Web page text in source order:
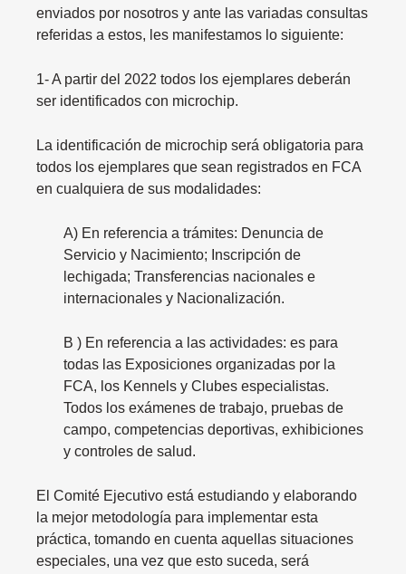
enviados por nosotros y ante las variadas consultas
referidas a estos, les manifestamos lo siguiente:
1- A partir del 2022 todos los ejemplares deberán
ser identificados con microchip.
La identificación de microchip será obligatoria para
todos los ejemplares que sean registrados en FCA
en cualquiera de sus modalidades:
A) En referencia a trámites: Denuncia de
Servicio y Nacimiento; Inscripción de
lechigada; Transferencias nacionales e
internacionales y Nacionalización.
B ) En referencia a las actividades: es para
todas las Exposiciones organizadas por la
FCA, los Kennels y Clubes especialistas.
Todos los exámenes de trabajo, pruebas de
campo, competencias deportivas, exhibiciones
y controles de salud.
El Comité Ejecutivo está estudiando y elaborando
la mejor metodología para implementar esta
práctica, tomando en cuenta aquellas situaciones
especiales, una vez que esto suceda, será